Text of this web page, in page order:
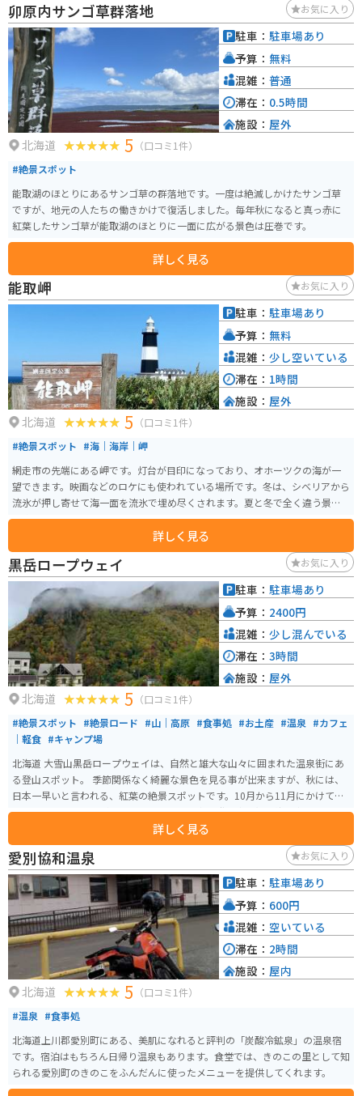
ーツク自転車道」となっており、夏のサイクリングスポットとして、様々な
人が訪れます。 またすぐ近くには、温泉やご当地の食事、能取湖の絶景を楽
しむことができる旅館もあるので、静かなところでゆっくりしたいという方
にはとてもおすすめです。 アクセスは女満別空港から車でおよそ25分、網走
駅から卯原内交通公園の目の前にある、卯原内停留所まで路線バスでおよそ2
5分と、免許を持っていない方でも来やすい場所なのでぜひ訪れてみてくださ
い。
卯原内サンゴ草群落地 お気に入り
北海道 5 （口コミ1件）
#絶景スポット
能取湖のほとりにあるサンゴ草の群落地です。一度は絶滅しかけたサンゴ草
ですが、地元の人たちの働きかけで復活しました。毎年秋になると真っ赤に
紅葉したサンゴ草が能取湖のほとりに一面に広がる景色は圧巻です。
詳しく見る
駐車： 駐車場あり
予算： 無料
混雑： 普通
滞在： 0.5時間
施設： 屋外
能取岬 お気に入り
北海道 5 （口コミ1件）
#絶景スポット #海｜海岸｜岬
網走市の先端にある岬です。灯台が目印になっており、オホーツクの海が一
望できます。映画などのロケにも使われている場所です。冬は、シベリアから
流氷が押し寄せて海一面を流氷で埋め尽くされます。夏と冬で全く違う景色
を楽しめます。
詳しく見る
駐車： 駐車場あり
予算： 無料
混雑： 少し空いている
滞在： 1時間
施設： 屋外
黒岳ロープウェイ お気に入り
北海道 5 （口コミ1件）
#絶景スポット #絶景ロード #山｜高原 #食事処 #お土産 #温泉 #カフェ
｜軽食 #キャンプ場
北海道 大雪山黒岳ロープウェイは、自然と雄大な山々に囲まれた温泉街にあ
る登山スポット。 季節関係なく綺麗な景色を見る事が出来ますが、秋には、
日本一早いと言われる、紅葉の絶景スポットです。10月から11月にかけて最
高の景色を見ることができるのでシーズン中は登山客や紅葉狩り客でかなり
混雑します。 温泉や食事も楽しめるので、普段のストレス生活のリフレッシ
ュに最高のスポットです。
詳しく見る
駐車： 駐車場あり
予算： 2400円
混雑： 少し混んでいる
滞在： 3時間
施設： 屋外
愛別協和温泉 お気に入り
北海道 5 （口コミ1件）
#温泉 #食事処
北海道上川郡愛別町にある、美肌になれると評判の「炭酸冷鉱泉」の温泉宿
です。宿泊はもちろん日帰り温泉もあります。食堂では、きのこの里として知
られる愛別町のきのこをふんだんに使ったメニューを提供してくれます。
駐車： 駐車場あり
予算： 600円
混雑： 空いている
滞在： 2時間
施設： 屋内